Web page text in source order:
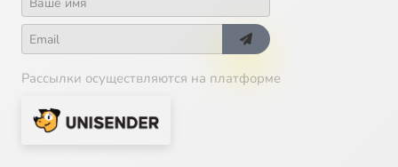
Рассылки осуществляются на платформе